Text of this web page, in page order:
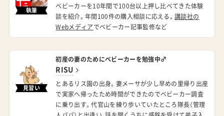
執筆
ベビーカーを10年間で100台以上押し比べてきた体験
談を紹介。年間100件の購入相談に応える。講談社の
Webメディア でベビーカー記事監修など
見習い
初産の妻のためにベビーカーを勉強中♂
RISU
とあるリス園の出身。妻メーサが少し早めの里帰り出産
で実家へ帰ったため時間ができたのでベビーカー調査
に乗り出す。代官山を練り歩いていたところ隊長（管理